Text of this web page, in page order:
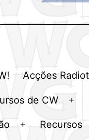
Acções
de CW
AbrirRecursos